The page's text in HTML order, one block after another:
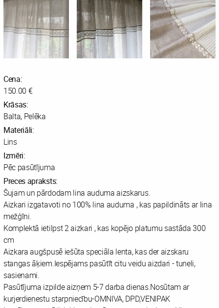
Cena:
150.00 €
Krāsas:
Balta, Pelēka
Materiāli:
Lins
Izmēri:
Pēc pasūtījuma
Preces apraksts:
Šujam un pārdodam lina auduma aizskarus.
Aizkari izgatavoti no 100% lina auduma , kas papildināts ar lina
mežģīni.
Komplektā ietilpst 2 aizkari , kas kopējo platumu sastāda 300
cm
Aizkara augšpusē iešūta speciāla lenta, kas der aizskaru
stangas āķiem.Iespējams pasūtīt citu veidu aizdari - tuneli,
sasienami.
Pasūtījuma izpilde aizņem 5-7 darba dienas.Nosūtam ar
kurjerdienestu starpniecību-OMNIVA, DPD,VENIPAK